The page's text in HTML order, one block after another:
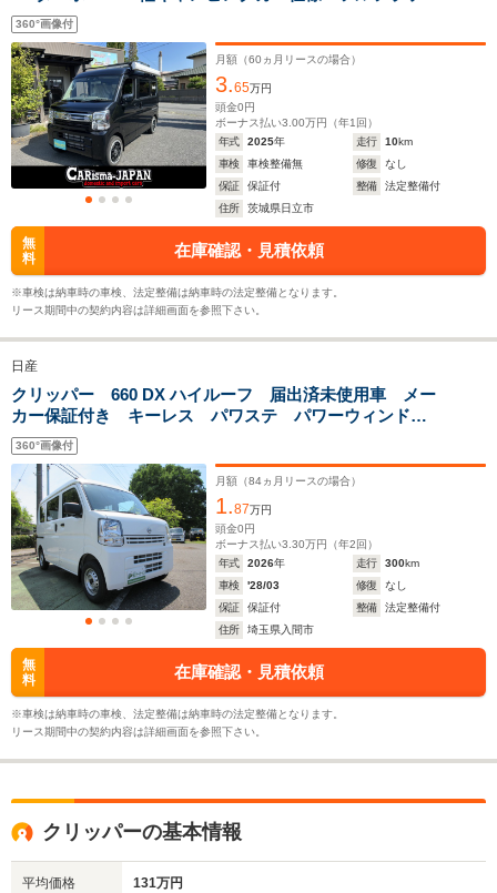
WLTCモード
燃費
駆動方式
ホイールベース
-m
15.1km/L
└市街地:13.0km/L
└郊外:16.1～
16.2km/L
└高速道路:15.5km/L
FR、4WD
全長
-m
13.1～17.2km/L
└市街地:11.1～
└郊外:13.8～
18.1km/L
FR、4WD
13.1～
FR、4WD
ベッドシステム ビルトインポータブル電源・電子レン
ジ搭載
360°画像付
月額（60 ヵ月リースの場合）
3.65万円
頭金0円
ボーナス払い3.00万円（年1 回）
年式
2025年 走行 10km
車検
車検整備無 修復
なし
保証
保証付 整備
法定整備付
住所
茨城県日立市
無
料
在庫確認・見積依頼
※車検は納車時の車検、法定整備は納車時の法定整備となります。
リース期間中の契約内容は詳細画面を参照下さい。
日産
クリッパー 660 DX ハイルーフ 届出済未使用車 メー
カー保証付き キーレス パワステ パワーウィンド
ウ オートライト 運転席エアバッグ 助手席エアバッ
グ ABS付 記録簿 取扱説明書 スペアキー
360°画像付
月額（84ヵ月リースの場合）
1.87万円
頭金0円
ボーナス払い3.30万円（年2 回）
年式
2026年 走行 300km
車検
'28/03 修復
なし
保証
保証付 整備
法定整備付
住所
埼玉県入間市
無
料
在庫確認・見積依頼
※車検は納車時の車検、法定整備は納車時の法定整備となります。
リース期間中の契約内容は詳細画面を参照下さい。
クリッパーの基本情報
平均価格 131万円